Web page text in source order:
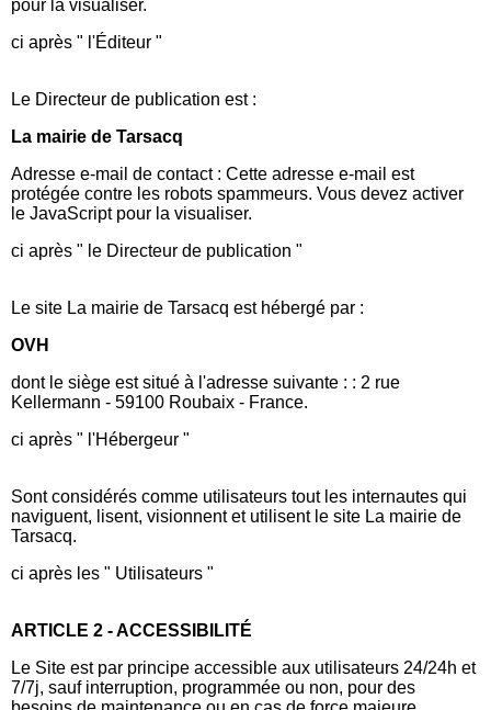
pour la visualiser.
ci après " l'Éditeur "
Le Directeur de publication est :
La mairie de Tarsacq
Adresse e-mail de contact : Cette adresse e-mail est
protégée contre les robots spammeurs. Vous devez activer
le JavaScript pour la visualiser.
ci après " le Directeur de publication "
Le site La mairie de Tarsacq est hébergé par :
OVH
dont le siège est situé à l'adresse suivante : : 2 rue
Kellermann - 59100 Roubaix - France.
ci après " l'Hébergeur "
Sont considérés comme utilisateurs tout les internautes qui
naviguent, lisent, visionnent et utilisent le site La mairie de
Tarsacq.
ci après les " Utilisateurs "
ARTICLE 2 - ACCESSIBILITÉ
Le Site est par principe accessible aux utilisateurs 24/24h et
7/7j, sauf interruption, programmée ou non, pour des